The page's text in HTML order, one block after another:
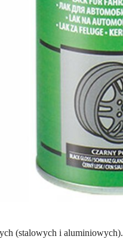
(stalowych i aluminiowych).